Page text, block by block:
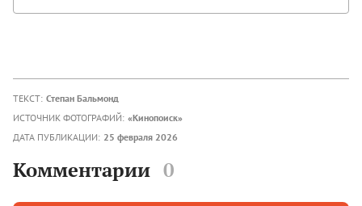
ТЕКСТ: Степан Бальмонд
ИСТОЧНИК ФОТОГРАФИЙ: «Кинопоиск»
ДАТА ПУБЛИКАЦИИ: 25 февраля 2026
Комментарии 0